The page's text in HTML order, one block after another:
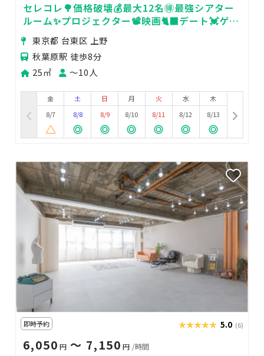
セレコレ🌳価格破壊💰最大12名🉐最強シアター
ルーム✨プロジェクター📽️映画🐈‍⬛デート💓ゲー
ム🎮女子会💗推し活🌟24H🏪bonny秋葉原
東京都 台東区 上野
秋葉原駅 徒歩8分
25㎡
〜10人
金
8/7
土
8/8
日
8/9
月
8/10
火
8/11
水
8/12
木
8/13
即時予約 ★★★★★
★★★★★ 5.0 (6)
6,050 円 〜 7,150 円 /時間